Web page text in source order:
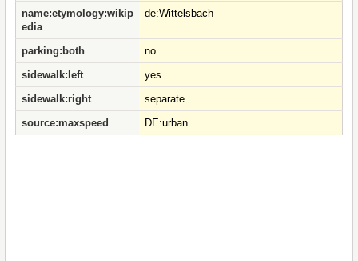
name:etymology:wikip
edia
de:Wittelsbach
parking:both
no
sidewalk:left
yes
sidewalk:right
separate
source:maxspeed
DE:urban